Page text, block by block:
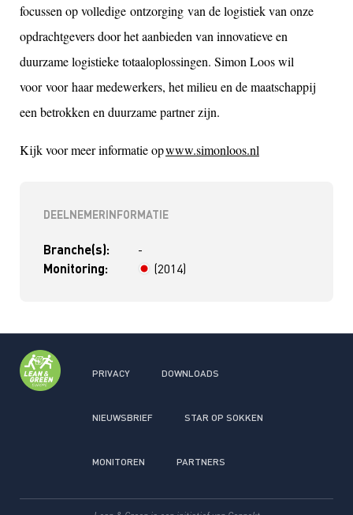
DEELNEMERINFORMATIE
Branche(s): -
Monitoring:
> 4 jaar
(2014)
focussen op volledige ontzorging van de logistiek van onze
opdrachtgevers door het aanbieden van innovatieve en
duurzame logistieke totaaloplossingen. Simon Loos wil
voorvoorhaar medewerkers, het milieu en de maatschappij
een betrokken en duurzame partner zijn.
Kijk voor meer informatie opwww.simonloos.nl
PRIVACY DOWNLOADS
NIEUWSBRIEF STAR OP SOKKEN
MONITOREN PARTNERS